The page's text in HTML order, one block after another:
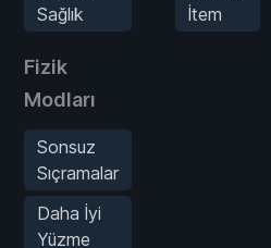
Sağlık
Fizik
Modları
Sonsuz
Sıçramalar
Daha İyi
Yüzme
İtem